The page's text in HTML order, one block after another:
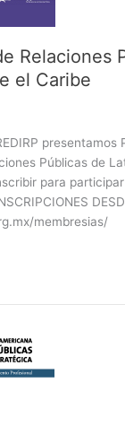
Relaciones
el Caribe
presentamos
Públicas de
para
membresias/